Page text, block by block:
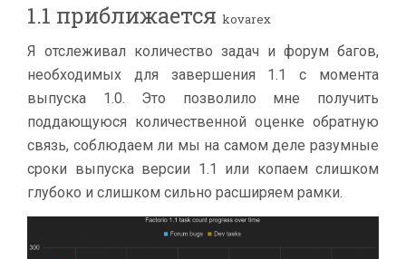
1.1 приближается kovarex
Я отслеживал количество задач и форум багов,
необходимых для завершения 1.1 с момента
выпуска 1.0. Это позволило мне получить
поддающуюся количественной оценке обратную
связь, соблюдаем ли мы на самом деле разумные
сроки выпуска версии 1.1 или копаем слишком
глубоко и слишком сильно расширяем рамки.